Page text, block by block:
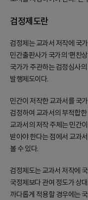
검정제도란
검정제는 교과서 저작에 국
민간출판사가 국가의 ‘편찬
국가가 주관하는 검정심사
발행제도이다.
민간이 저작한 교과서를 국
검정하여 교과서의 부적합
교과서의 저작 주체는 민간
받아야 한다는 점에서 교과
볼 수 있다.
검정제도는 교과서 저작에
국정제보다 관여 정도가 상
까다롭게 적용할 경우에는